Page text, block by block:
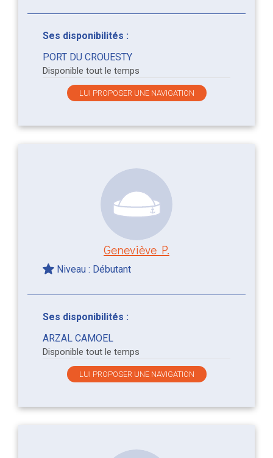
Ses disponibilités :
PORT DU CROUESTY
Disponible tout le temps
LUI PROPOSER UNE NAVIGATION
Geneviève P.
Niveau : Débutant
Ses disponibilités :
ARZAL CAMOEL
Disponible tout le temps
LUI PROPOSER UNE NAVIGATION